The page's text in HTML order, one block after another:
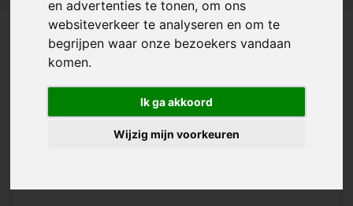
en advertenties te tonen, om ons
websiteverkeer te analyseren en om te
begrijpen waar onze bezoekers vandaan
komen.
Ik ga akkoord
Wijzig mijn voorkeuren
€14,40